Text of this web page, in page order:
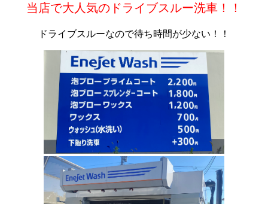
当店で大人気のドライブスルー洗車！！
ドライブスルーなので待ち時間が少ない！！